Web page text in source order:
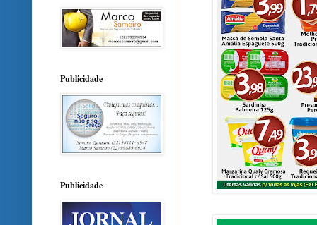
Publicidade
Publicidade